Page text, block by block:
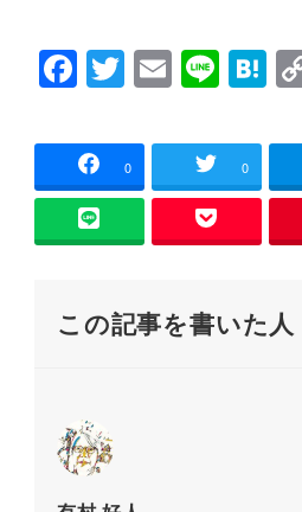
ウ
で
開
)
F
a
c
e
b
o
k
T
wi
tt
er
E
m
ai
l
Li
n
e
H
at
e
n
0 0
この記事を書いた人